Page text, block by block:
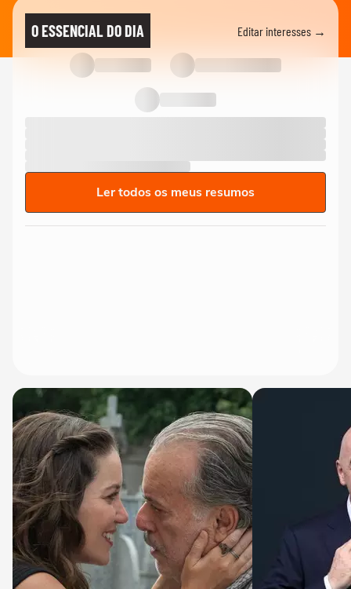
O ESSENCIAL DO DIA Editar interesses →
Ler todos os meus resumos